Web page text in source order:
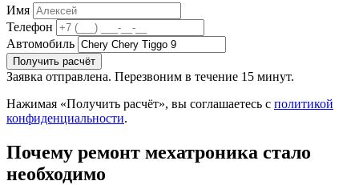
Имя
Телефон
Автомобиль
Получить расчёт
Заявка отправлена. Перезвоним в течение 15 минут.
Нажимая «Получить расчёт», вы соглашаетесь с политикой
конфиденциальности.
Почему ремонт мехатроника стало
необходимо